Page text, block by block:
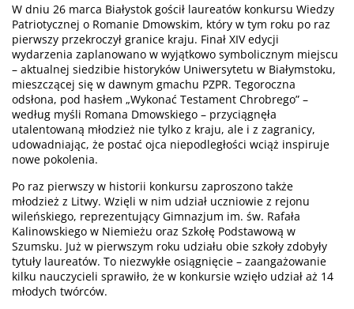
W dniu 26 marca Białystok gościł laureatów konkursu Wiedzy
Patriotycznej o Romanie Dmowskim, który w tym roku po raz
pierwszy przekroczył granice kraju. Finał XIV edycji
wydarzenia zaplanowano w wyjątkowo symbolicznym miejscu
– aktualnej siedzibie historyków Uniwersytetu w Białymstoku,
mieszczącej się w dawnym gmachu PZPR. Tegoroczna
odsłona, pod hasłem „Wykonać Testament Chrobrego” –
według myśli Romana Dmowskiego – przyciągnęła
utalentowaną młodzież nie tylko z kraju, ale i z zagranicy,
udowadniając, że postać ojca niepodległości wciąż inspiruje
nowe pokolenia.
Po raz pierwszy w historii konkursu zaproszono także
młodzież z Litwy. Wzięli w nim udział uczniowie z rejonu
wileńskiego, reprezentujący Gimnazjum im. św. Rafała
Kalinowskiego w Niemieżu oraz Szkołę Podstawową w
Szumsku. Już w pierwszym roku udziału obie szkoły zdobyły
tytuły laureatów. To niezwykłe osiągnięcie – zaangażowanie
kilku nauczycieli sprawiło, że w konkursie wzięło udział aż 14
młodych twórców.